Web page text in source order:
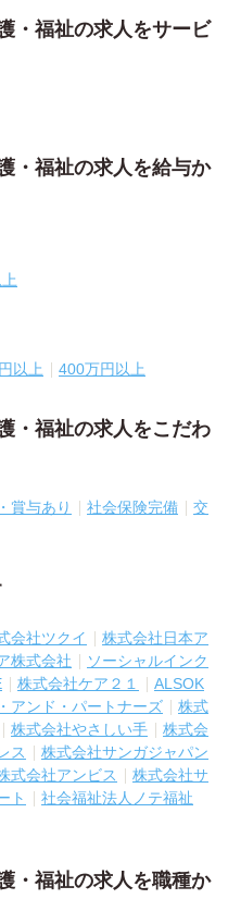
・福祉の求人をサービ
・福祉の求人を給与か
以上 400万円以上
・福祉の求人をこだわ
賞与あり 社会保険完備
交
会社ツクイ
株式会社日本ア
株式会社
ソーシャルインク
株式会社ケア２１
ALSOK
アンド・パートナーズ
株式
株式会社やさしい手
株式会
ス
株式会社サンガジャパン
式会社アンビス
株式会社サ
ト
社会福祉法人ノテ福祉
・福祉の求人を職種か